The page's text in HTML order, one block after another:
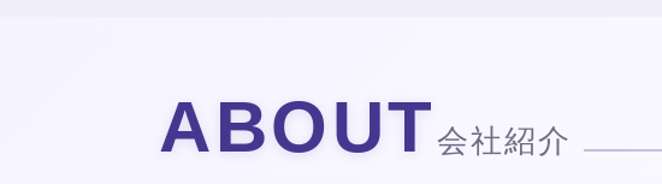
ABOUT会社紹介